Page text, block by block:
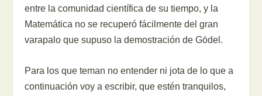
entre la comunidad científica de su tiempo, y la
Matemática no se recuperó fácilmente del gran
varapalo que supuso la demostración de Gödel.
Para los que teman no entender ni jota de lo que a
continuación voy a escribir, que estén tranquilos,